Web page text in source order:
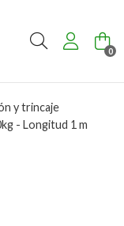
Buscar 0
y trincaje
- Longitud 1 m